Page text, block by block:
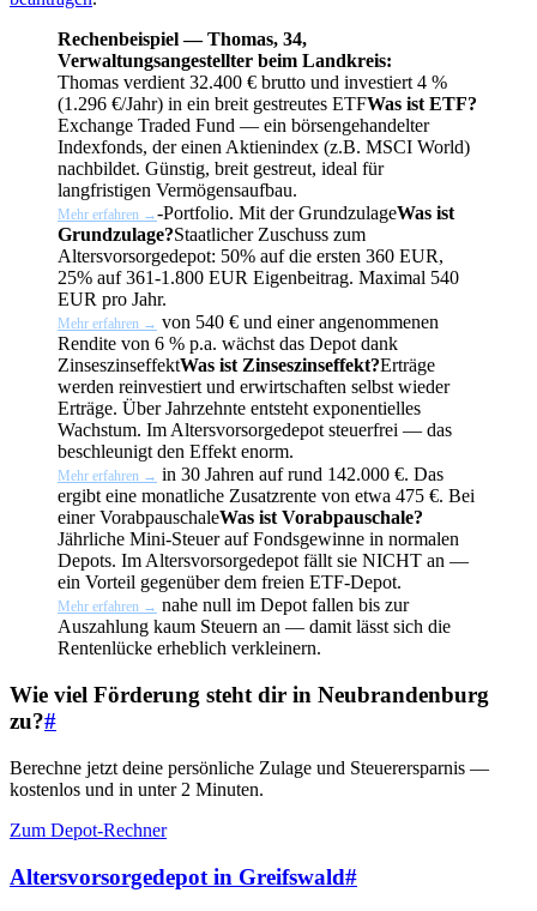
Rechenbeispiel — Thomas, 34,
Verwaltungsangestellter beim Landkreis:
Thomas verdient 32.400 € brutto und investiert 4 %
(1.296 €/Jahr) in ein breit gestreutes ETFWas ist ETF?
Exchange Traded Fund — ein börsengehandelter
Indexfonds, der einen Aktienindex (z.B. MSCI World)
nachbildet. Günstig, breit gestreut, ideal für
langfristigen Vermögensaufbau.
Mehr erfahren →-Portfolio. Mit derGrundzulageWas ist
Grundzulage?Staatlicher Zuschuss zum
Altersvorsorgedepot: 50% auf die ersten 360 EUR,
25% auf 361-1.800 EUR Eigenbeitrag. Maximal 540
EUR pro Jahr.
Mehr erfahren → von 540 € und einer angenommenen
Rendite von 6 % p.a. wächst das Depot dank
ZinseszinseffektWas ist Zinseszinseffekt?Erträge
werden reinvestiert und erwirtschaften selbst wieder
Erträge. Über Jahrzehnte entsteht exponentielles
Wachstum. Im Altersvorsorgedepot steuerfrei — das
beschleunigt den Effekt enorm.
Mehr erfahren → in 30 Jahren auf rund 142.000 €. Das
ergibt eine monatliche Zusatzrente von etwa 475 €. Bei
einerVorabpauschaleWas ist Vorabpauschale?
Jährliche Mini-Steuer auf Fondsgewinne in normalen
Depots. Im Altersvorsorgedepot fällt sie NICHT an —
ein Vorteil gegenüber dem freien ETF-Depot.
Mehr erfahren → nahe null im Depot fallen bis zur
Auszahlung kaum Steuern an — damit lässt sich die
Rentenlücke erheblich verkleinern.
Wie viel Förderung steht dir in Neubrandenburg
zu?#
Berechne jetzt deine persönliche Zulage und Steuerersparnis —
kostenlos und in unter 2 Minuten.
Zum Depot-Rechner
Altersvorsorgedepot in Greifswald#